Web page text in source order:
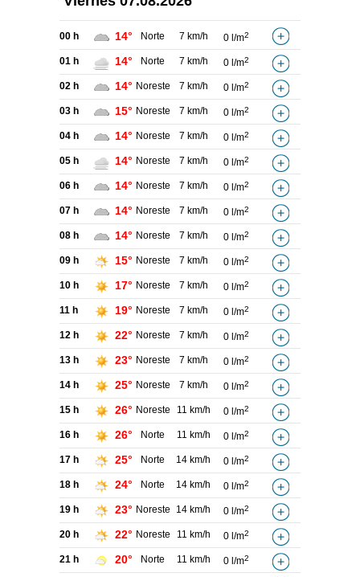
00 h 14° Norte 7 km/h 0 l/m2
01 h 14° Norte 7 km/h 0 l/m2
02 h 14° Noreste 7 km/h 0 l/m2
03 h 15° Noreste 7 km/h 0 l/m2
04 h 14° Noreste 7 km/h 0 l/m2
05 h 14° Noreste 7 km/h 0 l/m2
06 h 14° Noreste 7 km/h 0 l/m2
07 h 14° Noreste 7 km/h 0 l/m2
08 h 14° Noreste 7 km/h 0 l/m2
09 h 15° Noreste 7 km/h 0 l/m2
10 h 17° Noreste 7 km/h 0 l/m2
11 h 19° Noreste 7 km/h 0 l/m2
12 h 22° Noreste 7 km/h 0 l/m2
13 h 23° Noreste 7 km/h 0 l/m2
14 h 25° Noreste 7 km/h 0 l/m2
15 h 26° Noreste 11 km/h 0 l/m2
16 h 26° Norte 11 km/h 0 l/m2
17 h 25° Norte 14 km/h 0 l/m2
18 h 24° Norte 14 km/h 0 l/m2
19 h 23° Noreste 14 km/h 0 l/m2
20 h 22° Noreste 11 km/h 0 l/m2
21 h 20° Norte 11 km/h 0 l/m2